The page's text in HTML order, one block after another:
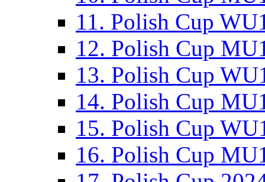
11. Polish Cup
12. Polish Cup
13. Polish Cup
14. Polish Cup
15. Polish Cup
16. Polish Cup